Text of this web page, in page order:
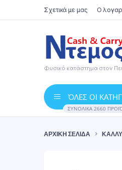
Σχετικά με μας Ο
Φυσικό κατάστημα στον
ΌΛΕΣ ΟΙ
ΣΥΝΟΛΙΚΆ 2660
ΑΡΧΙΚΉ ΣΕΛΊΔΑ